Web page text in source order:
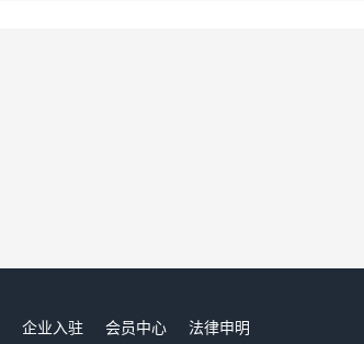
企业入驻 会员中心
法律申明